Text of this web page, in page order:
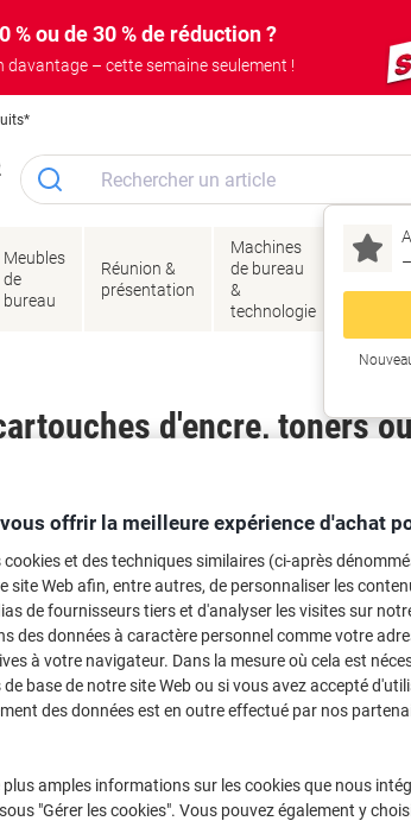
% ou de 30 % de réduction ?
davantage – cette semaine seulement !
Meubles
de
bureau
Réunion &
présentation
Machines
de bureau
&
technologie
Encres
d'encre, toners
Sélectionner la marque, la gamme et le modèle
I-Sensys MF
précédemment achetées
I-Sensys MF 724 CDW
offrir la meilleure expérience d'achat
et des techniques similaires (ci-après
site Web afin, entre autres, de personnaliser les
de fournisseurs tiers et d'analyser les visites sur
des données à caractère personnel comme votre
à votre navigateur. Dans la mesure où cela est
base de notre site Web ou si vous avez accepté
des données est en outre effectué par nos
amples informations sur les cookies que nous
"Gérer les cookies". Vous pouvez également y